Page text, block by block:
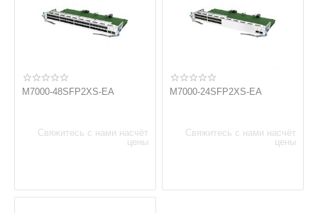
M7000-48SFP2XS-EA
Свяжитесь с нами насчёт
цены
M7000-24SFP2XS-EA
Свяжитесь с нами насчёт
цены